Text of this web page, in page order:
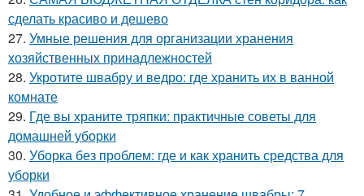
сделать красиво и дешево
27. Умные решения для организации хранения
хозяйственных принадлежностей
28. Укротите швабру и ведро: где хранить их в ванной
комнате
29. Где вы храните тряпки: практичные советы для
домашней уборки
30. Уборка без проблем: где и как хранить средства для
уборки